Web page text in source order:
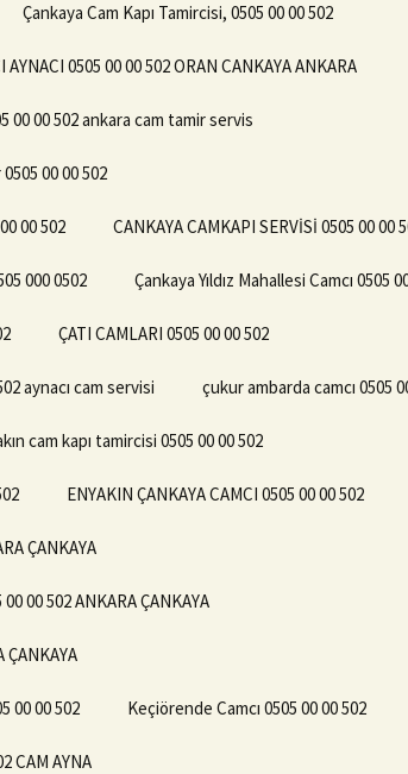
Çankaya Cam Kapı Tamircisi, 0505 00 00 502
AYNACI 0505 00 00 502 ORAN CANKAYA ANKARA
00 00 502 ankara cam tamir servis
00 00 502
00 502 CANKAYA CAMKAPI SERVİSİ 0505 00 00
000 0502 Çankaya Yıldız Mahallesi Camcı 0505
ÇATI CAMLARI 0505 00 00 502
aynacı cam servisi çukur ambarda camcı 0505
cam kapı tamircisi 0505 00 00 502
ENYAKIN ÇANKAYA CAMCI 0505 00 00 502
ÇANKAYA
00 502 ANKARA ÇANKAYA
ÇANKAYA
00 00 502 Keçiörende Camcı 0505 00 00 502
CAM AYNA